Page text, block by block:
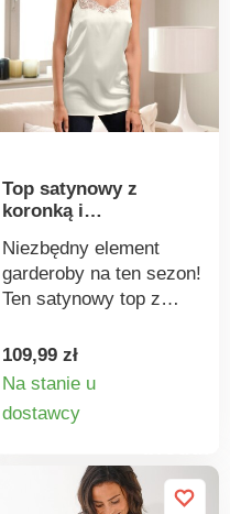
stosowaniu,
wykraczającym poza
obowiązujące normy.
Można prać w pralce.
efektu push-up. Można
prać w pralce.
Top satynowy z
koronką i
ramiączkami
Niezbędny element
garderoby na ten sezon!
Ten satynowy top z
sprawdzi się zarówno w
ciągu dnia, jak i
przewiewnej, miękkiej
delikatną koronką i
satynową kokardką.
109,99 zł
Na stanie u
dostawcy